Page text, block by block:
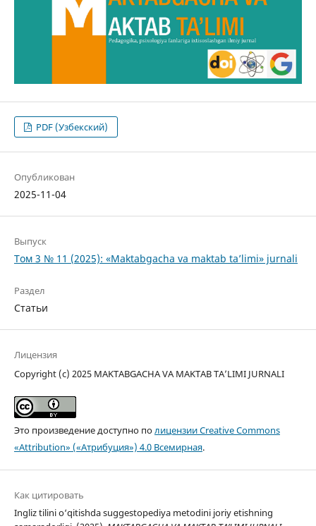
PDF (Узбекский)
Опубликован
2025-11-04
Выпуск
Том 3 № 11 (2025): «Maktabgacha va maktab ta’limi» jurnali
Раздел
Статьи
Лицензия
Copyright (c) 2025 MAKTABGACHA VA MAKTAB TA’LIMI JURNALI
Это произведение доступно полицензии Creative Commons
«Attribution» («Атрибуция») 4.0 Всемирная.
Как цитировать
Ingliz tilini o‘qitishda suggestopediya metodini joriy etishning